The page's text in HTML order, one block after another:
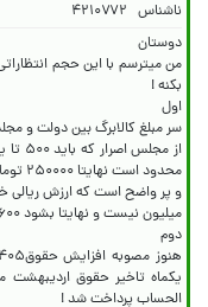
ناشناس ۴۲۱۰۷۷۲
من میترسم با این حجم
از
و پر واضح است که ارزش ریالی